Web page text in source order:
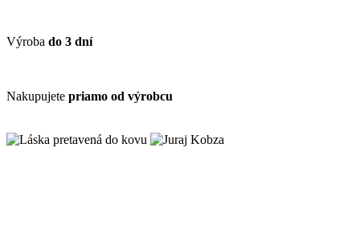
Výroba do 3 dní
Nakupujete priamo od výrobcu